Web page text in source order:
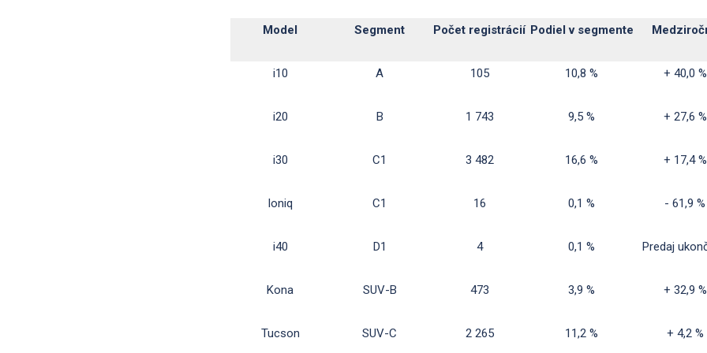
Model Segment Počet registrácií Podiel v segmente
i10 A 105 10,8 % + 40,0 %
i20 B 1 743 9,5 % + 27,6 %
i30 C1 3 482 16,6 % + 17,4 %
Ioniq C1 16 0,1 % - 61,9 %
i40 D1 4 0,1 % Predaj
Kona SUV-B 473 3,9 % + 32,9 %
Tucson SUV-C 2 265 11,2 % + 4,2 %